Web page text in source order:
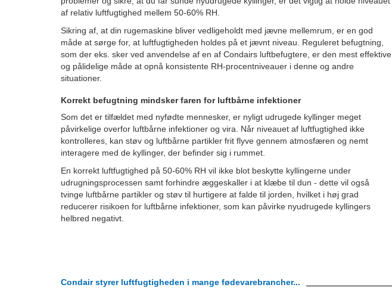
af relativ luftfugtighed mellem 50-60% RH.
Sikring af, at din rugemaskine bliver vedligeholdt med jævne mellemrum, er en god
måde at sørge for, at luftfugtigheden holdes på et jævnt niveau. Reguleret befugtning,
som der eks. sker ved anvendelse af en af Condairs luftbefugtere, er den mest effektive
og pålidelige måde at opnå konsistente RH-procentniveauer i denne og andre
situationer.
Korrekt befugtning mindsker faren for luftbårne infektioner
Som det er tilfældet med nyfødte mennesker, er nyligt udrugede kyllinger meget
påvirkelige overfor luftbårne infektioner og vira. Når niveauet af luftfugtighed ikke
kontrolleres, kan støv og luftbårne partikler frit flyve gennem atmosfæren og nemt
interagere med de kyllinger, der befinder sig i rummet.
En korrekt luftfugtighed på 50-60% RH vil ikke blot beskytte kyllingerne under
udrugningsprocessen samt forhindre æggeskaller i at klæbe til dun - dette vil også
tvinge luftbårne partikler og støv til hurtigere at falde til jorden, hvilket i høj grad
reducerer risikoen for luftbårne infektioner, som kan påvirke nyudrugede kyllingers
helbred negativt.
Condair styrer luftfugtigheden i mange fødevarebrancher...